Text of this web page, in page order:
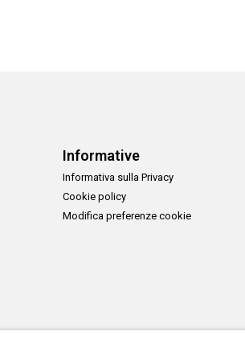
Informative
Informativa sulla Privacy
Cookie policy
Modifica preferenze cookie